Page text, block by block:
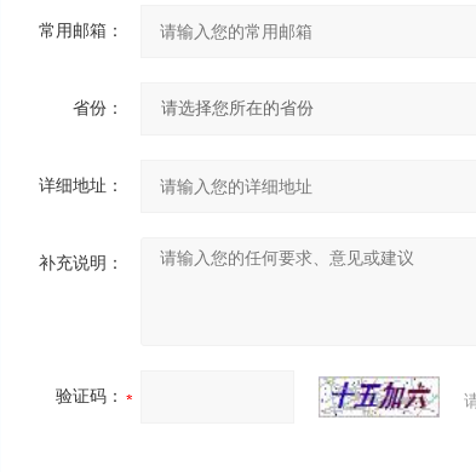
常用邮箱：
省份：
详细地址：
补充说明：
验证码：